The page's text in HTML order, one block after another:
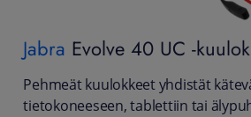
Jabra Evolve 40 UC -
Pehmeät kuulokkeet yhdistät
tietokoneeseen, tablettiin tai